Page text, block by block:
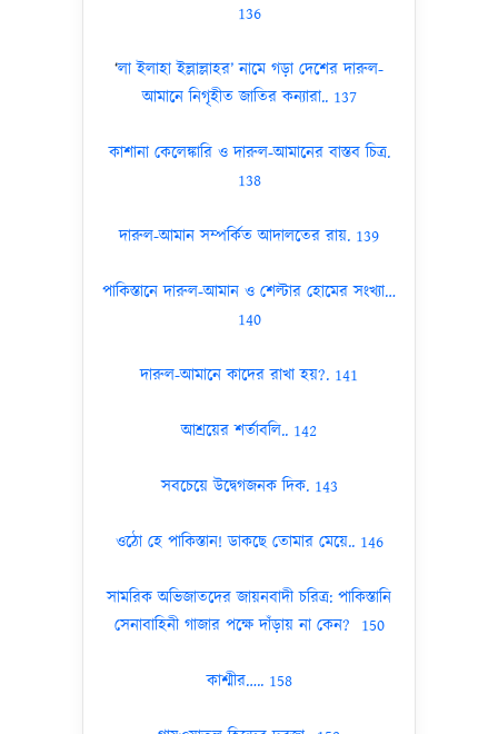
136
‘লা ইলাহা ইল্লাল্লাহর’ নামে গড়া দেশের দারুল-
আমানে নিগৃহীত জাতির কন্যারা.. 137
কাশানা কেলেঙ্কারি ও দারুল-আমানের বাস্তব চিত্র.
138
দারুল-আমান সম্পর্কিত আদালতের রায়. 139
পাকিস্তানে দারুল-আমান ও শেল্টার হোমের সংখ্যা…
140
দারুল-আমানে কাদের রাখা হয়?. 141
আশ্রয়ের শর্তাবলি.. 142
সবচেয়ে উদ্বেগজনক দিক. 143
ওঠো হে পাকিস্তান! ডাকছে তোমার মেয়ে.. 146
সামরিক অভিজাতদের জায়নবাদী চরিত্র: পাকিস্তানি
সেনাবাহিনী গাজার পক্ষে দাঁড়ায় না কেন? 150
কাশ্মীর….. 158